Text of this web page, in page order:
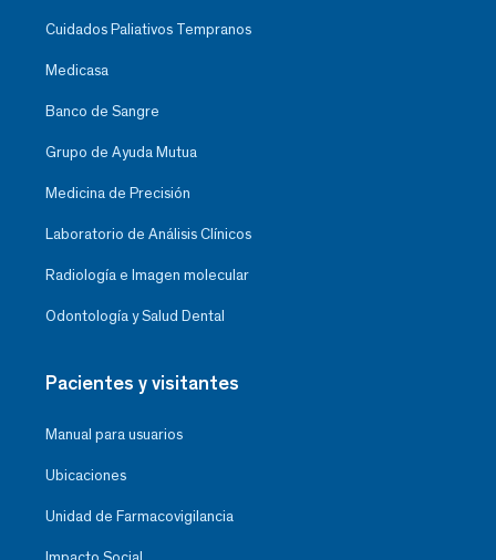
Cuidados Paliativos Tempranos
Medicasa
Banco de Sangre
Grupo de Ayuda Mutua
Medicina de Precisión
Laboratorio de Análisis Clínicos
Radiología e Imagen molecular
Odontología y Salud Dental
Pacientes y visitantes
Manual para usuarios
Ubicaciones
Unidad de Farmacovigilancia